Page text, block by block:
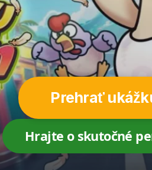
Prehrať
Hrajte o skutočné